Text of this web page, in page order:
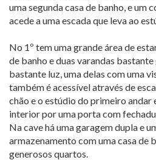
uma segunda casa de banho, e um
acede a uma escada que leva ao
No 1º tem uma grande área de
de banho e duas varandas
bastante luz, uma delas com uma
também é acessível através de
chão e o estúdio do primeiro andar
interior por uma porta com
Na cave há uma garagem dupla e
armazenamento com uma casa de
generosos quartos.